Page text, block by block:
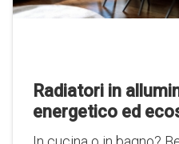
Radiatori in
energetico ed